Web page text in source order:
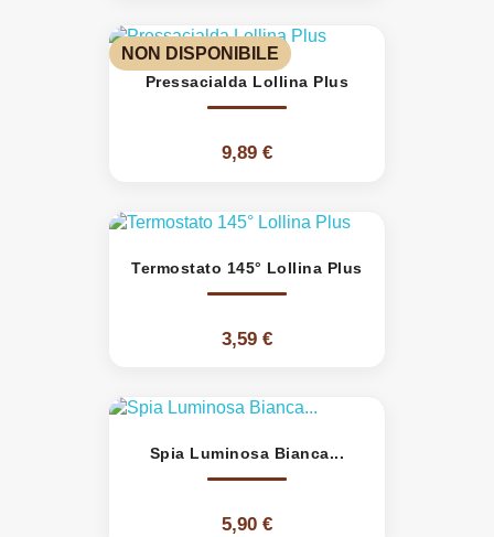
Pressacialda Lollina Plus
9,89 €
NON DISPONIBILE
Termostato 145° Lollina Plus
3,59 €
Spia Luminosa Bianca...
5,90 €